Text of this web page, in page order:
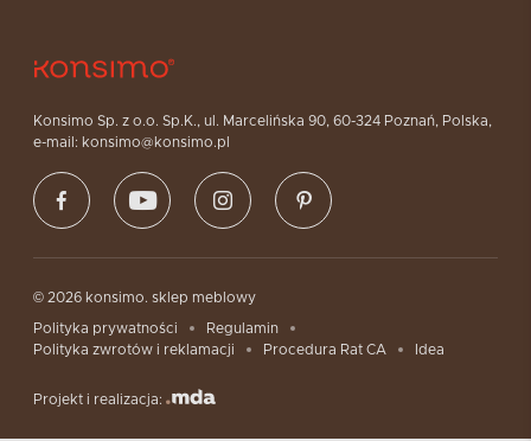
Konsimo Sp. z o.o. Sp.K., ul. Marcelińska 90, 60-324 Poznań, Polska,
e-mail: konsimo@konsimo.pl
© 2026 konsimo. sklep meblowy
Polityka prywatności
Regulamin
Polityka zwrotów i reklamacji
Procedura Rat CA Idea
Projekt i realizacja: